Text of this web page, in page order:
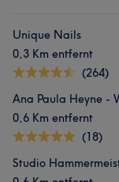
Unique Nails
0,3 Km entfernt
(264)
Ana Paula Heyne -
0,6 Km entfernt
(18)
Studio